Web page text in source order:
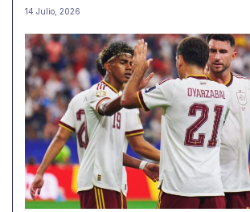
14 Julio, 2026